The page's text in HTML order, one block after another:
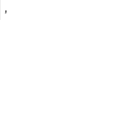
,